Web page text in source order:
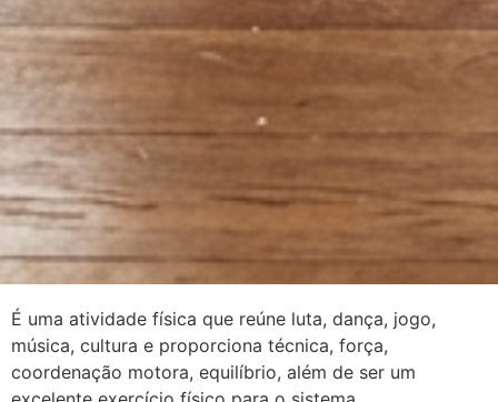
É uma atividade física que reúne luta, dança, jogo,
música, cultura e proporciona técnica, força,
coordenação motora, equilíbrio, além de ser um